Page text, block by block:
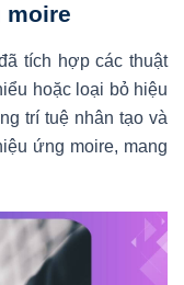
moire
tích hợp các thuật
hoặc loại bỏ hiệu
trí tuệ nhân tạo và
ứng moire, mang